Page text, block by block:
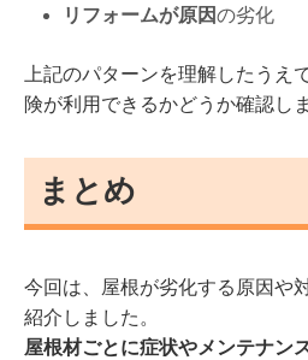
リフォームが原因の劣化
上記のパターンを理解したうえ
険が利用できるかどうか確認し
まとめ
今回は、屋根が劣化する原因や
紹介しました。
屋根材ごとに症状やメンテナン